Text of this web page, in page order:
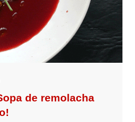
de remolacha